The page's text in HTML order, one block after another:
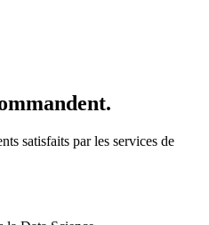
satisfaits par les services de